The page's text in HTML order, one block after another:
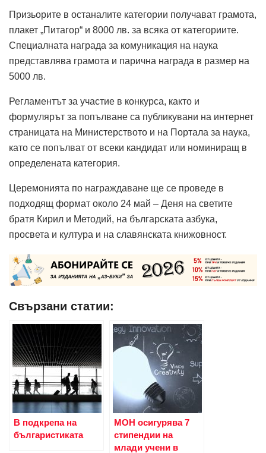
Призьорите в останалите категории получават грамота,
плакет „Питагор“ и 8000 лв. за всяка от категориите.
Специалната награда за комуникация на наука
представлява грамота и парична награда в размер на
5000 лв.
Регламентът за участие в конкурса, както и
формулярът за попълване са публикувани на интернет
страницата на Министерството и на Портала за наука,
като се попълват от всеки кандидат или номиниращ в
определената категория.
Церемонията по награждаване ще се проведе в
подходящ формат около 24 май – Деня на светите
братя Кирил и Методий, на българската азбука,
просвета и култура и на славянската книжовност.
Свързани статии:
В подкрепа на
българистиката
МОН осигурява 7
стипендии на
млади учени в